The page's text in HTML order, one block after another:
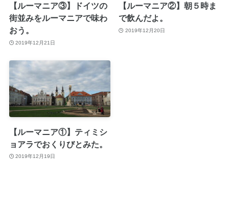
【ルーマニア③】ドイツの
街並みをルーマニアで味わ
おう。
2019年12月21日
【ルーマニア②】朝５時ま
で飲んだよ。
2019年12月20日
【ルーマニア①】ティミシ
ョアラでおくりびとみた。
2019年12月19日